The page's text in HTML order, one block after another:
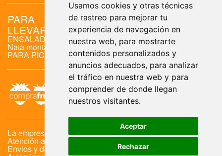
Usamos cookies y otras técnicas
de rastreo para mejorar tu
experiencia de navegación en
nuestra web, para mostrarte
contenidos personalizados y
anuncios adecuados, para analizar
el tráfico en nuestra web y para
comprender de donde llegan
nuestros visitantes.
Aceptar
Rechazar
PARA
LLEVAR
ENSALADAS
Nata montada
PARA PICAR
HUEVOS
HUEVOS
TALLA L
HUEVOS
TALLA M
La empresa
Atención al cliente
Envios y devoluciones